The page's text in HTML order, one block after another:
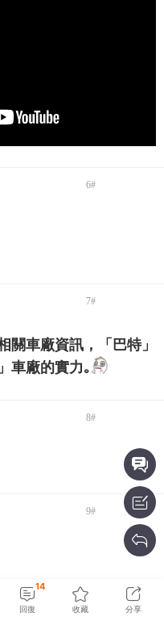
6#
7#
關車廠資訊，「巴特」
車廠的實力｡
8#
9#
10
回復
14
收藏 分享